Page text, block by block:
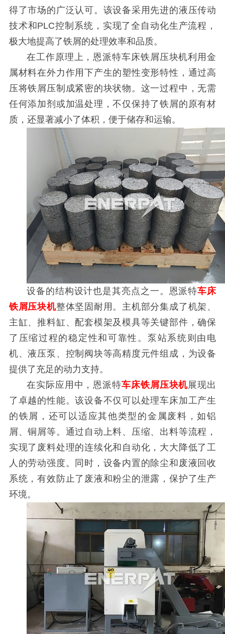
得了市场的广泛认可。该设备采用先进的液压传动
技术和PLC控制系统，实现了全自动化生产流程，
极大地提高了铁屑的处理效率和品质。
在工作原理上，恩派特车床铁屑压块机利用金
属材料在外力作用下产生的塑性变形特性，通过高
压将铁屑压制成紧密的块状物。这一过程中，无需
任何添加剂或加温处理，不仅保持了铁屑的原有材
质，还显著减小了体积，便于储存和运输。
设备的结构设计也是其亮点之一。恩派特车床
铁屑压块机整体坚固耐用。主机部分集成了机架、
主缸、推料缸、配套模架及模具等关键部件，确保
了压缩过程的稳定性和可靠性。泵站系统则由电
机、液压泵、控制阀块等高精度元件组成，为设备
提供了充足的动力支持。
在实际应用中，恩派特车床铁屑压块机展现出
了卓越的性能。该设备不仅可以处理车床加工产生
的铁屑，还可以适应其他类型的金属废料，如铝
屑、铜屑等。通过自动上料、压缩、出料等流程，
实现了废料处理的连续化和自动化，大大降低了工
人的劳动强度。同时，设备内置的除尘和废液回收
系统，有效防止了废液和粉尘的泄露，保护了生产
环境。